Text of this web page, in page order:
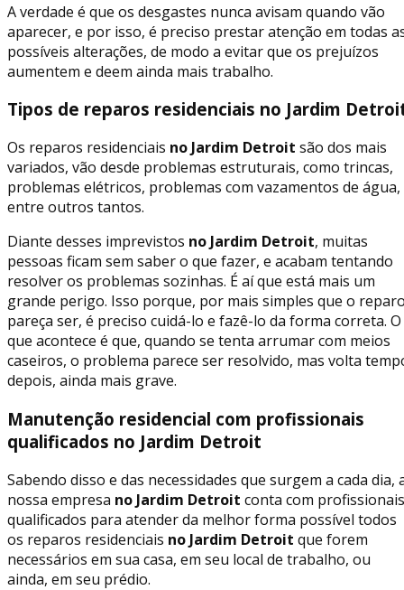
A verdade é que os desgastes nunca avisam quando vão
aparecer, e por isso, é preciso prestar atenção em todas
possíveis alterações, de modo a evitar que os prejuízos
aumentem e deem ainda mais trabalho.
Tipos de reparos residenciais no Jardim
Os reparos residenciais no Jardim Detroit são dos mais
variados, vão desde problemas estruturais, como trincas,
problemas elétricos, problemas com vazamentos de água,
entre outros tantos.
Diante desses imprevistos no Jardim Detroit, muitas
pessoas ficam sem saber o que fazer, e acabam tentando
resolver os problemas sozinhas. É aí que está mais um
grande perigo. Isso porque, por mais simples que o
pareça ser, é preciso cuidá-lo e fazê-lo da forma correta. O
que acontece é que, quando se tenta arrumar com meios
caseiros, o problema parece ser resolvido, mas volta
depois, ainda mais grave.
Manutenção residencial com profissionais
qualificados no Jardim Detroit
Sabendo disso e das necessidades que surgem a cada dia,
nossa empresa no Jardim Detroit conta com profissionais
qualificados para atender da melhor forma possível todos
os reparos residenciais no Jardim Detroit que forem
necessários em sua casa, em seu local de trabalho, ou
ainda, em seu prédio.